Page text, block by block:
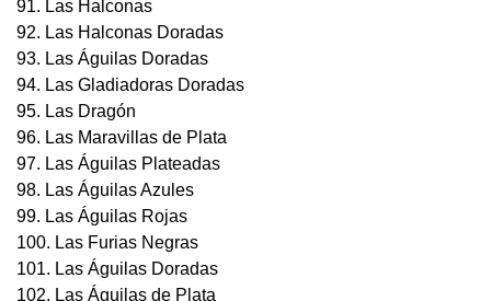
91. Las Halconas
92. Las Halconas Doradas
93. Las Águilas Doradas
94. Las Gladiadoras Doradas
95. Las Dragón
96. Las Maravillas de Plata
97. Las Águilas Plateadas
98. Las Águilas Azules
99. Las Águilas Rojas
100. Las Furias Negras
101. Las Águilas Doradas
102. Las Águilas de Plata